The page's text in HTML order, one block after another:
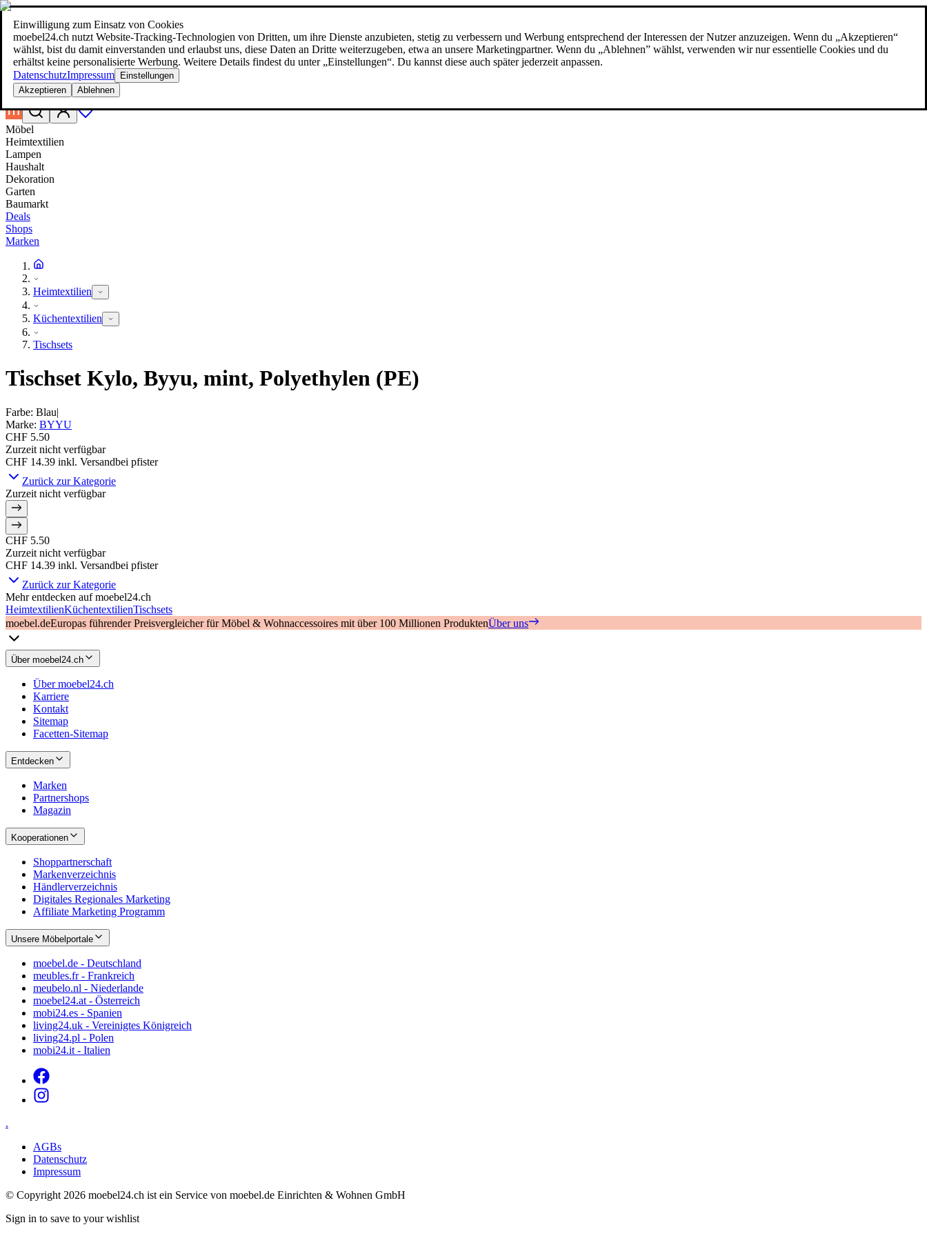
Einwilligung zum Einsatz von Cookies
moebel24.ch nutzt Website-Tracking-Technologien von Dritten, um ihre Dienste anzubieten, stetig zu verbessern und Werbung entsprechend der Interessen der Nutzer anzuzeigen. Wenn du „Akzeptieren“
wählst, bist du damit einverstanden und erlaubst uns, diese Daten an Dritte weiterzugeben, etwa an unsere Marketingpartner. Wenn du „Ablehnen” wählst, verwenden wir nur essentielle Cookies und du
erhältst keine personalisierte Werbung. Weitere Details findest du unter „Einstellungen“. Du kannst diese auch später jederzeit anpassen.
DatenschutzImpressum
Einstellungen
Akzeptieren
Ablehnen
Suche
moebel dir den besten Preis!moebel dir den besten Preis!
Möbel
Heimtextilien
Lampen
Haushalt
Dekoration
Garten
Baumarkt
Deals
Shops
Marken
Heimtextilien
Küchentextilien
Tischsets
Tischset Kylo, Byyu, mint, Polyethylen (PE)
Farbe: Blau|
Marke: BYYU
CHF 5.50
Zurzeit nicht verfügbar
CHF 14.39 inkl. Versandbei pfister
Zurück zur Kategorie
Zurzeit nicht verfügbar
CHF 5.50
Zurzeit nicht verfügbar
CHF 14.39 inkl. Versandbei pfister
Zurück zur Kategorie
Mehr entdecken auf moebel24.ch
HeimtextilienKüchentextilienTischsets
moebel.deEuropas führender Preisvergleicher für Möbel & Wohnaccessoires mit über 100 Millionen ProduktenÜber uns
Über moebel24.ch
Über moebel24.ch
Karriere
Kontakt
Sitemap
Facetten-Sitemap
Entdecken
Marken
Partnershops
Magazin
Kooperationen
Shoppartnerschaft
Markenverzeichnis
Händlerverzeichnis
Digitales Regionales Marketing
Affiliate Marketing Programm
Unsere Möbelportale
moebel.de - Deutschland
meubles.fr - Frankreich
meubelo.nl - Niederlande
moebel24.at - Österreich
mobi24.es - Spanien
living24.uk - Vereinigtes Königreich
living24.pl - Polen
mobi24.it - Italien
.
AGBs
Datenschutz
Impressum
© Copyright 2026 moebel24.ch ist ein Service von moebel.de Einrichten & Wohnen GmbH
Sign in to save to your wishlist